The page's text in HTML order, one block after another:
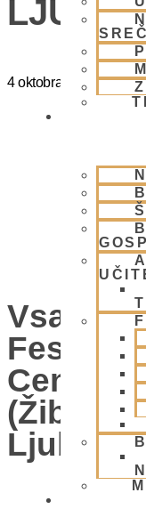
4 oktobra @15:00 -
Vsako
Festival
Centru